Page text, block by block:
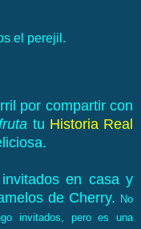
el perejil.
por compartir con
tu Historia Real
en casa y
de Cherry. No
invitados, pero es una